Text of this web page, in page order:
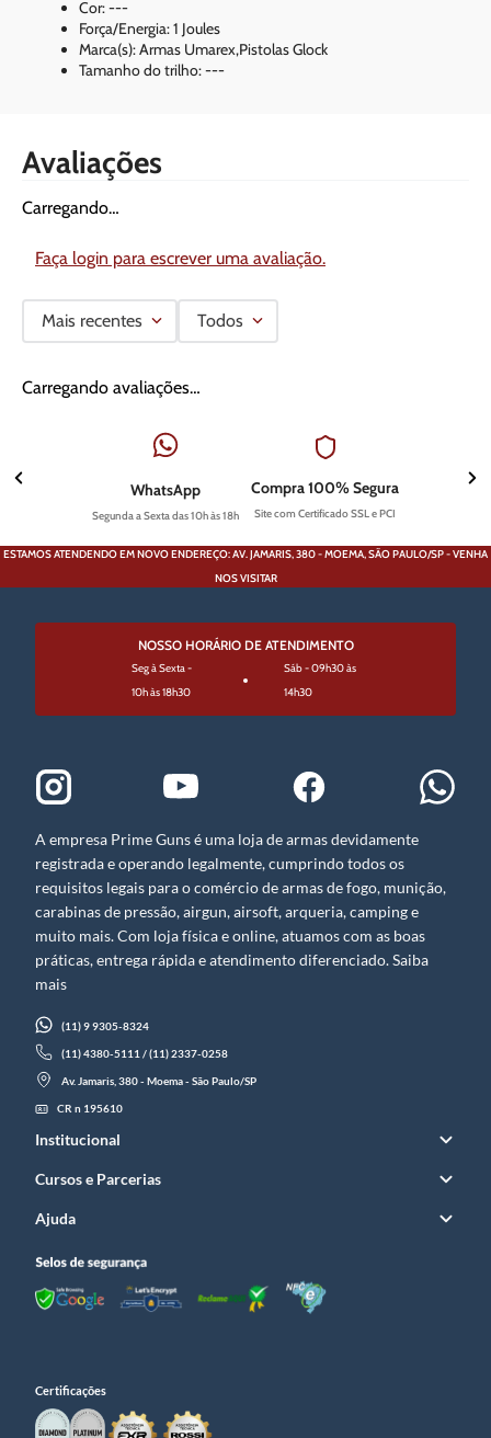
Cor: ---
Força/Energia: 1 Joules
Marca(s): Armas Umarex,Pistolas Glock
Tamanho do trilho: ---
Avaliações
Carregando…
Faça login para escrever uma avaliação.
Mais recentes Todos
Carregando avaliações…
WhatsApp
Segunda a Sexta das 10h às 18h
Compra 100% Segura
Site com Certificado SSL e PCI
ESTAMOS ATENDENDO EM NOVO ENDEREÇO: AV. JAMARIS, 380 - MOEMA, SÃO PAULO/SP - VENHA
NOS VISITAR
NOSSO HORÁRIO DE ATENDIMENTO
Seg à Sexta -
10h às 18h30
Sáb - 09h30 às
14h30
A empresa Prime Guns é uma loja de armas devidamente
registrada e operando legalmente, cumprindo todos os
requisitos legais para o comércio de armas de fogo, munição,
carabinas de pressão, airgun, airsoft, arqueria, camping e
muito mais. Com loja física e online, atuamos com as boas
práticas, entrega rápida e atendimento diferenciado. Saiba
mais
(11) 9 9305-8324
(11) 4380-5111 / (11) 2337-0258
Av. Jamaris, 380 - Moema - São Paulo/SP
CR n 195610
Institucional
Cursos e Parcerias
Ajuda
Certificações